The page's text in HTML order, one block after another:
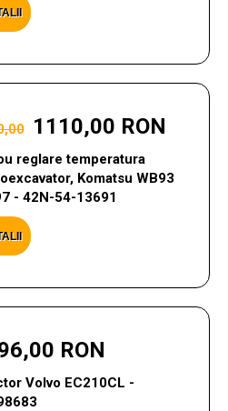
1110,00 RON
reglare temperatura
Komatsu WB93
- 42N-54-13691
RON
Volvo EC210CL -